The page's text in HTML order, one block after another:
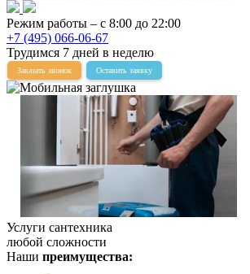
Режим работы – с 8:00 до 22:00
+7 (495) 066-06-67
Трудимся 7 дней в неделю
Заказать звонок Оставить заявку
Услуги сантехника
любой сложности
Наши преимущества: